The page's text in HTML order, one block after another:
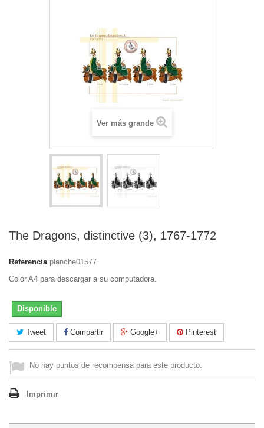
Ver más grande
The Dragons, distinctive (3), 1767-1772
Referencia planche01577
Color A4 para descargar a su computadora.
Disponible
Tweet Compartir Google+ Pinterest
No hay puntos de recompensa para este producto.
Imprimir